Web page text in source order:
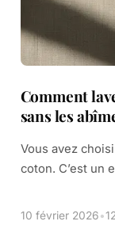
Comment
sans les
Vous avez
coton. C’est un
durables. Elles
10 février 2026•